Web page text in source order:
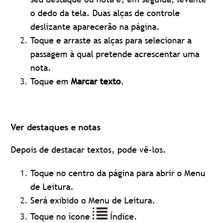
o dedo da tela. Duas alças de controle
deslizante aparecerão na página.
Toque e arraste as alças para selecionar a
passagem à qual pretende acrescentar uma
nota.
Toque emMarcar texto.
Ver destaques e notas
Depois de destacar textos, pode vê-los.
Toque no centro da página para abrir o Menu
de Leitura.
Será exibido o Menu de Leitura.
Toque no ícone
Índice.